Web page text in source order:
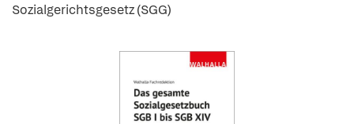
Sozialgerichtsgesetz (SGG)